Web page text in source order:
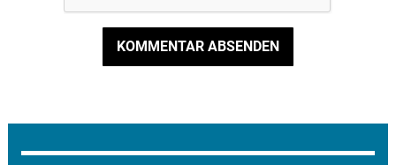
KOMMENTAR ABSENDEN